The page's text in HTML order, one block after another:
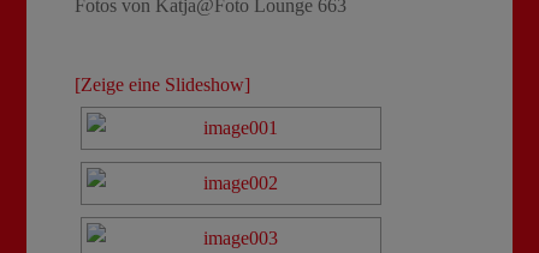
Fotos von Katja@Foto Lounge 663
[Zeige eine Slideshow]